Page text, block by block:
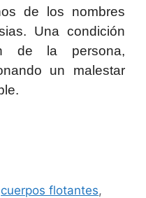
de los nombres
Una condición
de la persona,
un malestar
cuerpos flotantes,